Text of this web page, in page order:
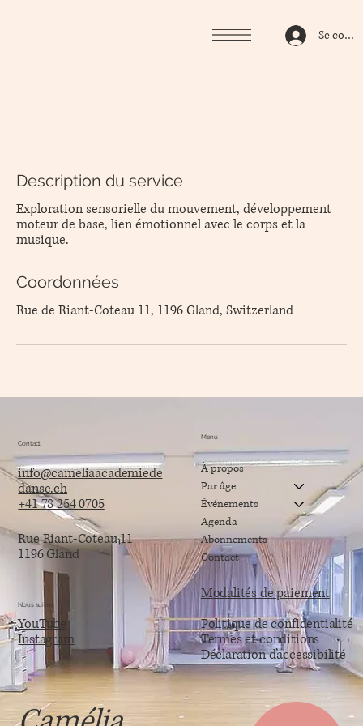
Se
Description du service
Exploration sensorielle du mouvement, développement
moteur de base, lien émotionnel avec le corps et la
musique.
Coordonnées
Rue de Riant-Coteau 11, 1196 Gland, Switzerland
Contact
info@cameliaacademiede
danse.ch
+41 78 254 0705
Rue Riant-Coteau 11
1196 Gland
Nous suivre
YouTube
Instagram
Menu
À propos
Par âge
Événements
Agenda
Abonnements
Contact
Modalités de paiement
Politique de confidentialité
Termes et conditions
Déclaration d’accessibilité